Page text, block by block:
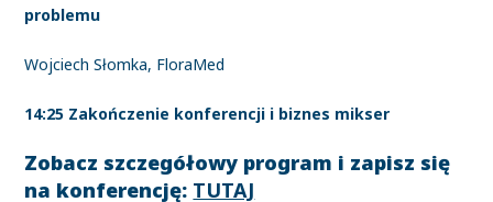
problemu
Wojciech Słomka, FloraMed
14:25 Zakończenie konferencji i biznes mikser
Zobacz szczegółowy program i zapisz się
na konferencję: TUTAJ